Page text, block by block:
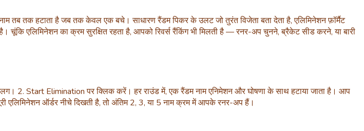
तब तक हटाता है जब तक केवल एक बचे। साधारण रैंडम पिकर के उलट जो तुरंत विजेता बता देता है, एलिमिनेशन फ़ॉर्मैट
चूंकि एलिमिनेशन का क्रम सुरक्षित रहता है, आपको रिवर्स रैंकिंग भी मिलती है — रनर-अप चुनने, ब्रैकेट सीड करने, या बारी
2. Start Elimination पर क्लिक करें। हर राउंड में, एक रैंडम नाम एनिमेशन और घोषणा के साथ हटाया जाता है। आप
ऑर्डर नीचे दिखती है, तो अंतिम 2, 3, या 5 नाम क्रम में आपके रनर-अप हैं।